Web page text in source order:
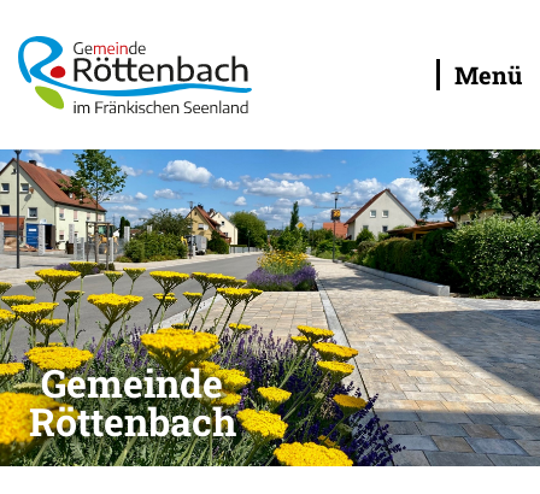
Menü
Gemeinde
Röttenbach